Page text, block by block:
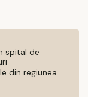
spital de
din regiunea